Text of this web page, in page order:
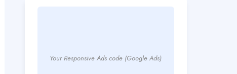
Your Responsive Ads code (Google Ads)